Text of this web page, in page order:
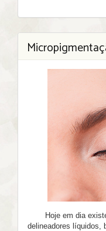
Hoje em dia
delineadores líquidos,